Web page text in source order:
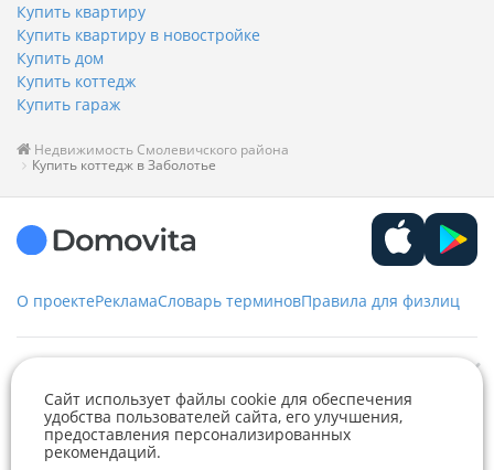
Купить квартиру
Купить квартиру в новостройке
Купить дом
Купить коттедж
Купить гараж
Недвижимость Смолевичского района
Купить коттедж в Заболотье
О проектеРекламаСловарь терминовПравила для физлиц
Служба заботы
+375 29 376-13-70
+375 33 376-13-70
Рекламное сотрудничество
Сайт использует файлы cookie для обеспечения
удобства пользователей сайта, его улучшения,
предоставления персонализированных
рекомендаций.